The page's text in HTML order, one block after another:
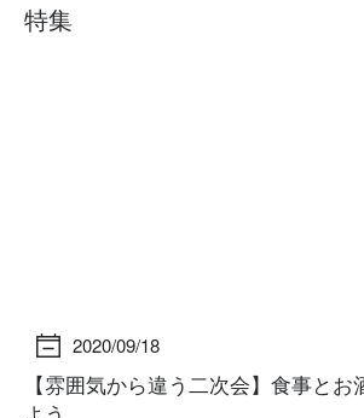
特集
2020/09/18
【雰囲気から違う二次会】食事と